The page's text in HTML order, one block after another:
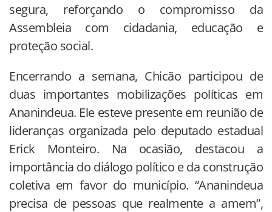
segura, reforçando o compromisso da
Assembleia com cidadania, educação e
proteção social.
Encerrando a semana, Chicão participou de
duas importantes mobilizações políticas em
Ananindeua. Ele esteve presente em reunião de
lideranças organizada pelo deputado estadual
Erick Monteiro. Na ocasião, destacou a
importância do diálogo político e da construção
coletiva em favor do município. “Ananindeua
precisa de pessoas que realmente a amem”,